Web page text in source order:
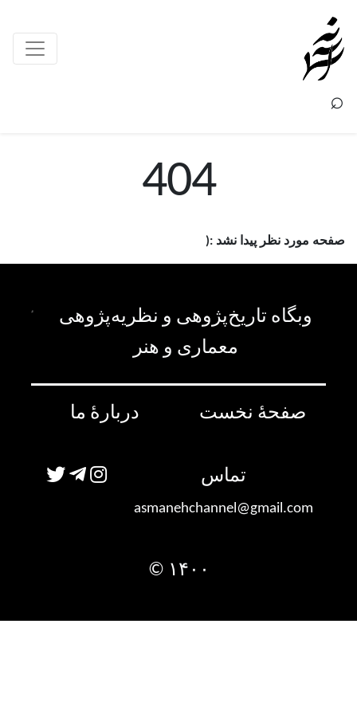
×
⌕
404
صفحه مورد نظر پیدا نشد :(
وبگاه تاریخ‌پژوهی و نظریه‌پژوهی
معماری و هنر
صفحۀ نخست دربارۀ ما
تماس
asmanehchannel@gmail.com
۱۴۰۰ ©